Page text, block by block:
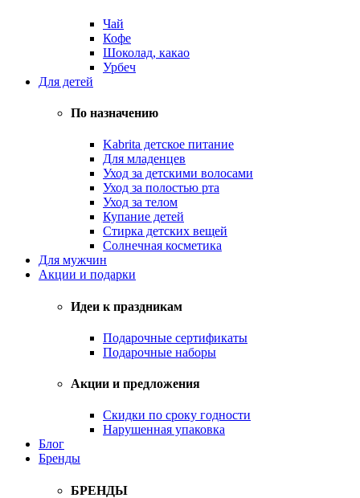
Чай
Кофе
Шоколад, какао
Урбеч
Для детей
По назначению
Kabrita детское питание
Для младенцев
Уход за детскими волосами
Уход за полостью рта
Уход за телом
Купание детей
Стирка детских вещей
Солнечная косметика
Для мужчин
Акции и подарки
Идеи к праздникам
Подарочные сертификаты
Подарочные наборы
Акции и предложения
Скидки по сроку годности
Нарушенная упаковка
Блог
Бренды
БРЕНДЫ